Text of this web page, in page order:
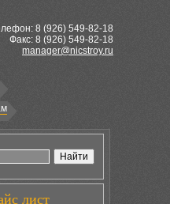
8 (926) 549-82-18
Факс: 8 (926) 549-82-18
manager@nicstroy.ru
лист